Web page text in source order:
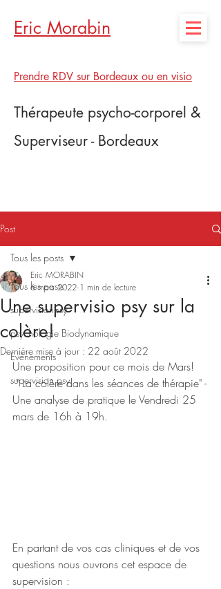
Eric Morabin
Prendre RDV sur Bordeaux ou en visio
Thérapeute psycho-corporel &
Superviseur - Bordeaux
Post
Tous les posts
supervisionpsy
psychologie Biodynamique
Evénements
supervision psy
Tous les posts
Une supervisio psy sur la
colère!
Eric MORABIN
6 mars 2022 1 min de lecture
Dernière mise à jour : 22 août 2022
Une proposition pour ce mois de Mars!
" La colère dans les séances de thérapie" -
Une analyse de pratique le Vendredi 25
mars de 16h à 19h.
En partant de vos cas cliniques et de vos
questions nous ouvrons cet espace de
supervision :